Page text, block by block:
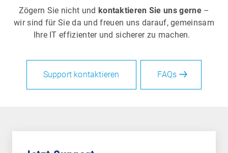
Zögern Sie nicht und kontaktieren Sie uns gerne–
wir sind für Sie da und freuen uns darauf, gemeinsam
Ihre IT effizienter und sicherer zu machen.
Support kontaktieren FAQs